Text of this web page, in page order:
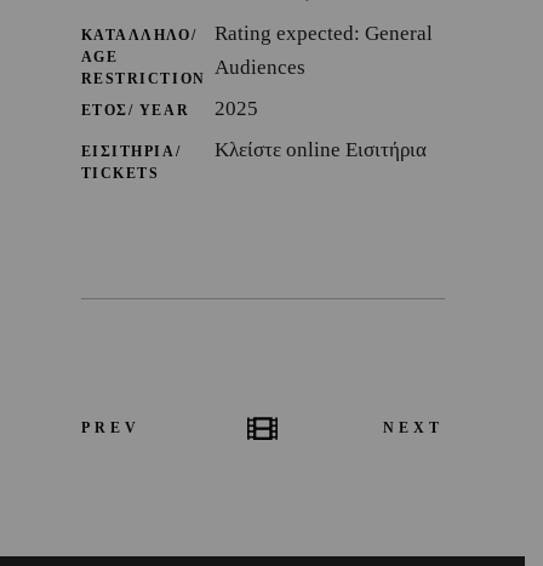
ΚΑΤΑΛΛΗΛΟ/
AGE
RESTRICTION
Rating expected: General
Audiences
ΕΤΟΣ/ YEAR 2025
ΕΙΣΙΤΗΡΙΑ/
TICKETS
Κλείστε online Εισιτήρια
PREV NEXT